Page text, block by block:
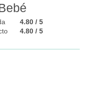
producto
4.80 / 5
4.80 / 5